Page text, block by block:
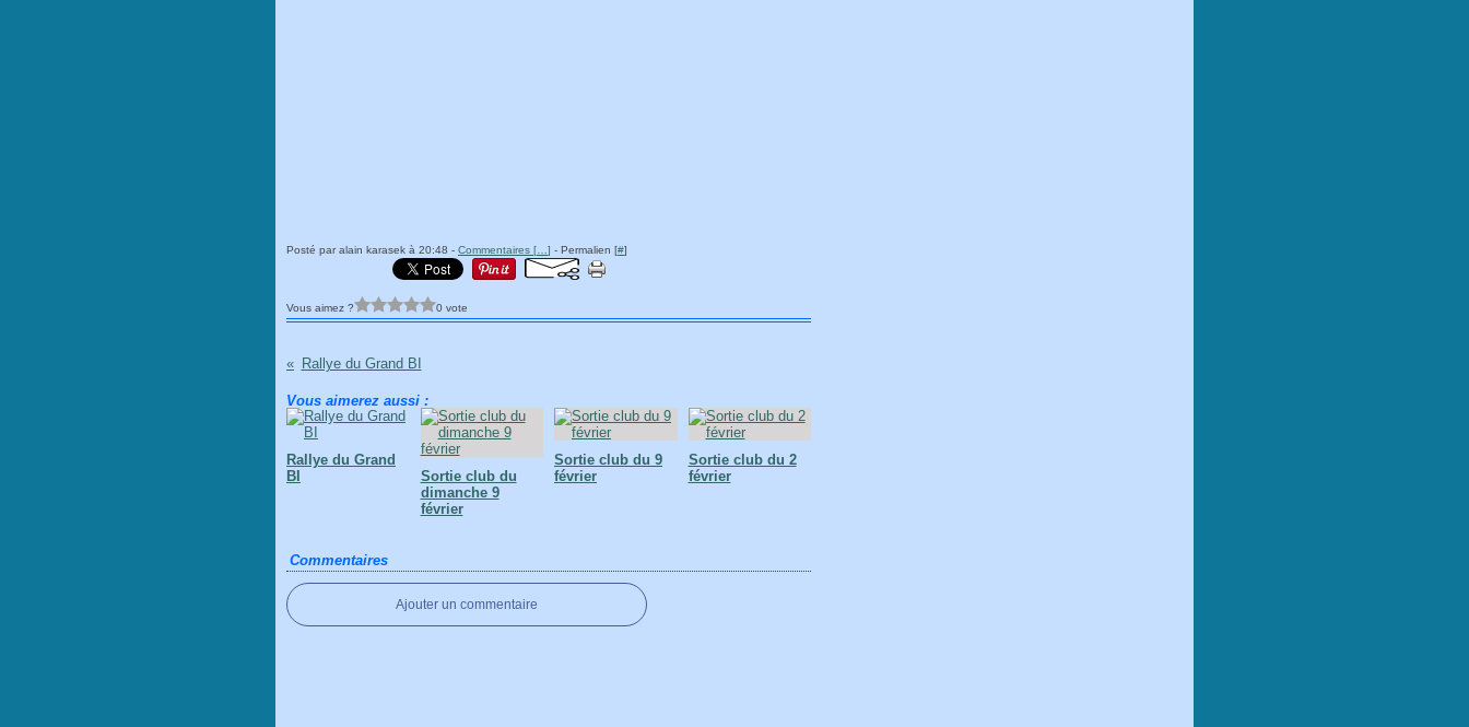
Posté par alain karasek à 20:48 - Commentaires [ ] - Permalien [#]
Vous aimez ? 0 vote
Rallye du Grand BI
Vous aimerez aussi :
Rallye du Grand
BI
Sortie club du
dimanche 9
février
Sortie club du 9
février
Sortie club du 2
février
Commentaires
Ajouter un commentaire